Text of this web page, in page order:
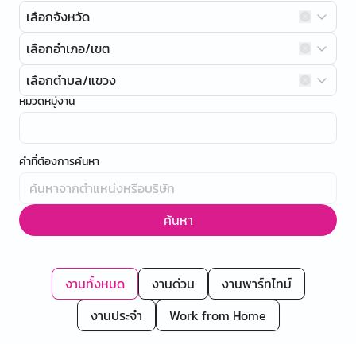
เลือกจังหวัด
เลือกอำเภอ/เขต
เลือกตำบล/แขวง
หมวดหมู่งาน
คำที่ต้องการค้นหา
ค้นหา
งานทั้งหมด งานด่วน
งานพาร์ทไทม์
งานประจำ
Work from Home